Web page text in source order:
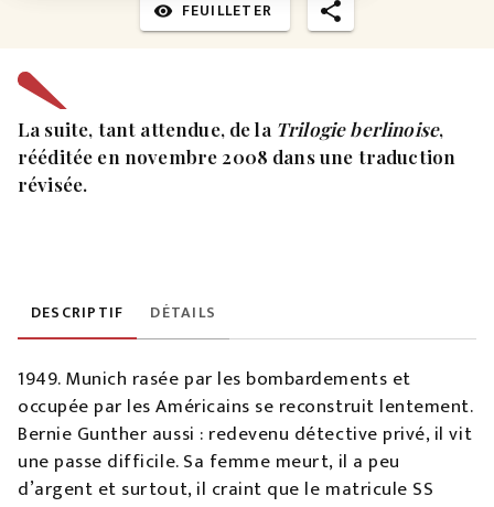
visibility FEUILLETER
La suite, tant attendue, de la Trilogie berlinoise,
rééditée en novembre 2008 dans une traduction
révisée.
DESCRIPTIF DÉTAILS
1949. Munich rasée par les bombardements et
occupée par les Américains se reconstruit lentement.
Bernie Gunther aussi : redevenu détective privé, il vit
une passe difficile. Sa femme meurt, il a peu
d’argent et surtout, il craint que le matricule SS